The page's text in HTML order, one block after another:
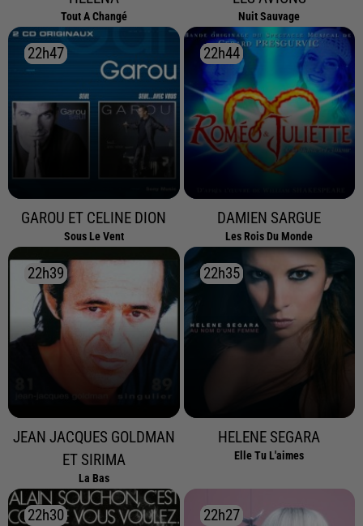
Tout A Changé Nuit Sauvage
22h47
22h47
GAROU ET CELINE DION
Sous Le Vent
22h44
22h44
DAMIEN SARGUE
Les Rois Du Monde
22h39
22h39
JEAN JACQUES GOLDMAN
ET SIRIMA
La Bas
22h35
22h35
HELENE SEGARA
Elle Tu L'aimes
22h30
22h30 22h27
22h27